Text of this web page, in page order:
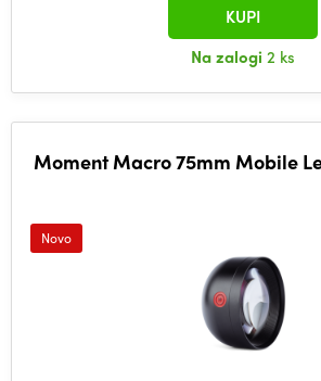
Na zalogi 2 ks
KUPI
Moment Macro 75mm Mobile
Novo